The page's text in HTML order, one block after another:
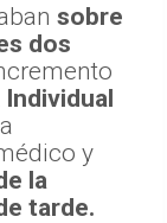
sobre
dos
y
la
tarde.